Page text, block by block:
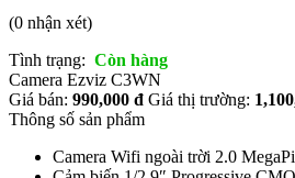
(0 nhận xét)
Tình trạng: Còn hàng
Camera Ezviz C3WN
Giá bán: 990,000 đ Giá thị trường:
Thông số sản phẩm
Camera Wifi ngoài trời 2.0